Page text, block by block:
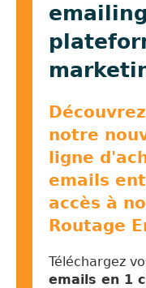
notre
ligne
emails
accès à
Routage
Téléchargez
emails en 1